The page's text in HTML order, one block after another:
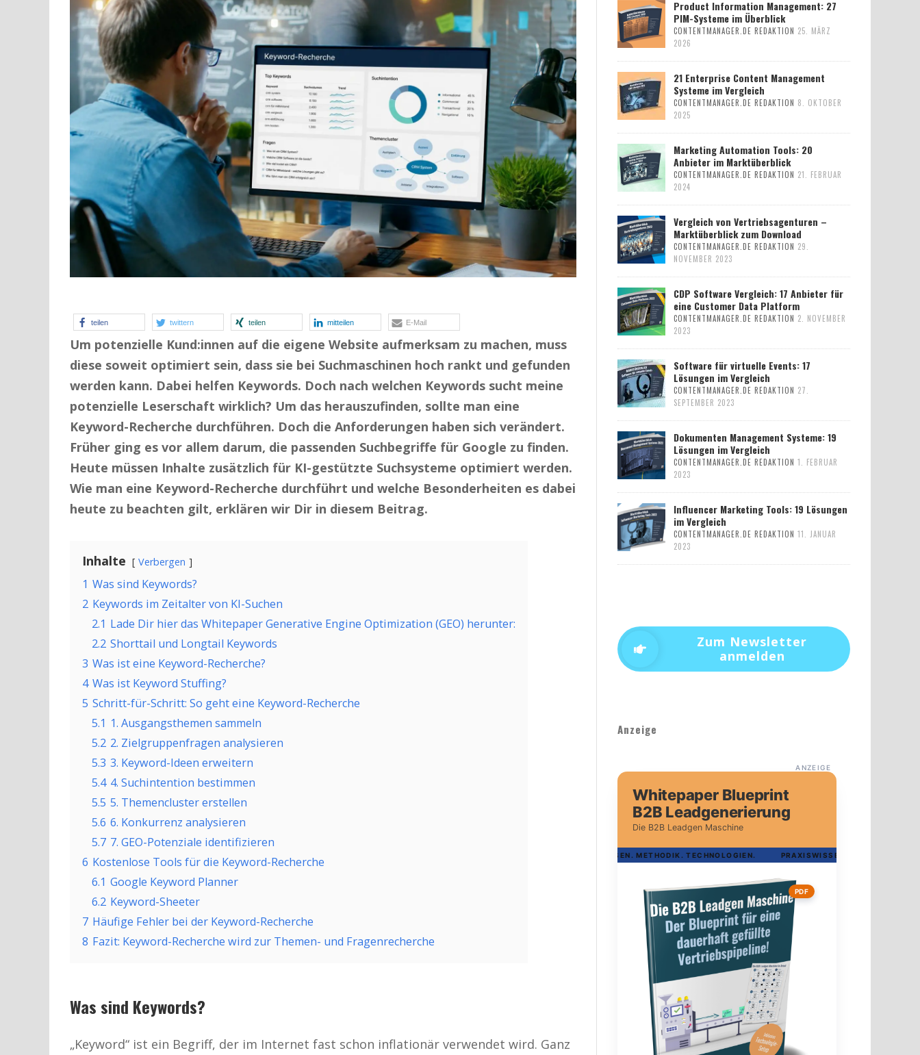
teilen twittern teilen mitteilen E-Mail
Um potenzielle Kund:innen auf die eigene Website aufmerksam zu machen, muss
diese soweit optimiert sein, dass sie bei Suchmaschinen hoch rankt und gefunden
werden kann. Dabei helfen Keywords. Doch nach welchen Keywords sucht meine
potenzielle Leserschaft wirklich? Um das herauszufinden, sollte man eine
Keyword-Recherche durchführen. Doch die Anforderungen haben sich verändert.
Früher ging es vor allem darum, die passenden Suchbegriffe für Google zu finden.
Heute müssen Inhalte zusätzlich für KI-gestützte Suchsysteme optimiert werden.
Wie man eine Keyword-Recherche durchführt und welche Besonderheiten es dabei
heute zu beachten gilt, erklären wir Dir in diesem Beitrag.
Inhalte Verbergen
1 Was sind Keywords?
2 Keywords im Zeitalter von KI-Suchen
2.1 Lade Dir hier das Whitepaper Generative Engine Optimization (GEO) herunter:
2.2 Shorttail und Longtail Keywords
3 Was ist eine Keyword-Recherche?
4 Was ist Keyword Stuffing?
5 Schritt-für-Schritt: So geht eine Keyword-Recherche
5.1 1. Ausgangsthemen sammeln
5.2 2. Zielgruppenfragen analysieren
5.3 3. Keyword-Ideen erweitern
5.4 4. Suchintention bestimmen
5.5 5. Themencluster erstellen
5.6 6. Konkurrenz analysieren
5.7 7. GEO-Potenziale identifizieren
6 Kostenlose Tools für die Keyword-Recherche
6.1 Google Keyword Planner
6.2 Keyword-Sheeter
7 Häufige Fehler bei der Keyword-Recherche
8 Fazit: Keyword-Recherche wird zur Themen- und Fragenrecherche
Was sind Keywords?
„Keyword“ ist ein Begriff, der im Internet fast schon inflationär verwendet wird. Ganz
Product Information Management: 27
PIM-Systeme im Überblick
CONTENTMANAGER.DE REDAKTION 25. MÄRZ
2026
21 Enterprise Content Management
Systeme im Vergleich
CONTENTMANAGER.DE REDAKTION 8. OKTOBER
2025
Marketing Automation Tools: 20
Anbieter im Marktüberblick
CONTENTMANAGER.DE REDAKTION 21. FEBRUAR
2024
Vergleich von Vertriebsagenturen –
Marktüberblick zum Download
CONTENTMANAGER.DE REDAKTION 29.
NOVEMBER 2023
CDP Software Vergleich: 17 Anbieter für
eine Customer Data Platform
CONTENTMANAGER.DE REDAKTION 2. NOVEMBER
2023
Software für virtuelle Events: 17
Lösungen im Vergleich
CONTENTMANAGER.DE REDAKTION 27.
SEPTEMBER 2023
Dokumenten Management Systeme: 19
Lösungen im Vergleich
CONTENTMANAGER.DE REDAKTION 1. FEBRUAR
2023
Influencer Marketing Tools: 19 Lösungen
im Vergleich
CONTENTMANAGER.DE REDAKTION 11. JANUAR
2023
Zum Newsletter
anmelden
Anzeige